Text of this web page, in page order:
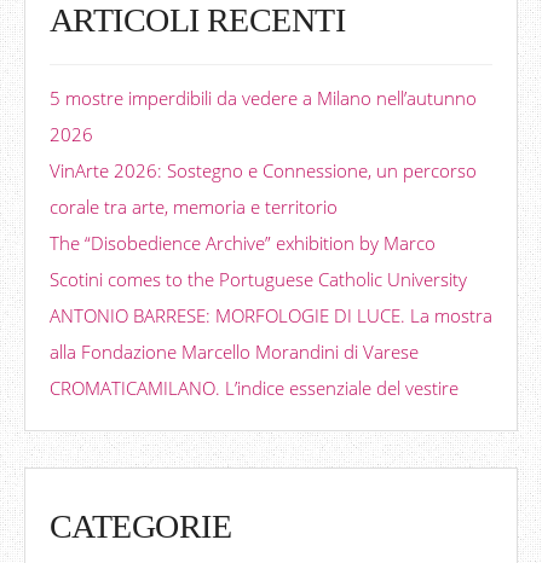
ARTICOLI RECENTI
5 mostre imperdibili da vedere a Milano nell’autunno
2026
VinArte 2026: Sostegno e Connessione, un percorso
corale tra arte, memoria e territorio
The “Disobedience Archive” exhibition by Marco
Scotini comes to the Portuguese Catholic University
ANTONIO BARRESE: MORFOLOGIE DI LUCE. La mostra
alla Fondazione Marcello Morandini di Varese
CROMATICAMILANO. L’indice essenziale del vestire
CATEGORIE